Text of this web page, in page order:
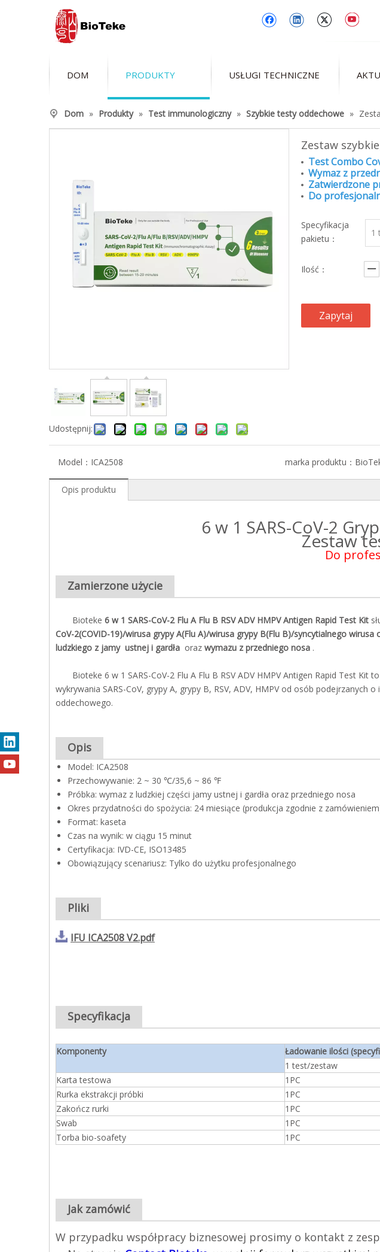
DOM PRODUKTY USŁUGI TECHNICZNE
Dom » Produkty » Test immunologiczny » Szybkie testy oddechowe »
Udostępnij:
Zestaw
Test Combo
Wymaz z
Zatwierdzone
Do
Specyfikacja
pakietu：
1
Ilość：
Zapytaj
Model： ICA2508 marka produktu：
Opis produktu
6 w 1 SARS-CoV-2
Zestaw
Do
Zamierzone użycie
Bioteke 6 w 1 SARS-CoV-2 Flu A Flu B RSV ADV HMPV Antigen Rapid Test Kit
CoV-2(COVID-19)/wirusa grypy A(Flu A)/wirusa grypy B(Flu B)/syncytialnego
ludzkiego z jamy ustnej i gardła oraz wymazu z przedniego nosa .
Bioteke 6 w 1 SARS-CoV-2 Flu A Flu B RSV ADV HMPV Antigen Rapid Test
wykrywania SARS-CoV, grypy A, grypy B, RSV, ADV, HMPV od osób
oddechowego.
Opis
Model: ICA2508
Przechowywanie: 2 ~ 30 ℃/35,6 ~ 86 ℉
Próbka: wymaz z ludzkiej części jamy ustnej i gardła oraz przedniego nosa
Okres przydatności do spożycia: 24 miesiące (produkcja zgodnie z
Format: kaseta
Czas na wynik: w ciągu 15 minut
Certyfikacja: IVD-CE, ISO13485
Obowiązujący scenariusz: Tylko do użytku profesjonalnego
Pliki
IFU ICA2508 V2.pdf
Specyfikacja
Komponenty
Ładowanie ilości
1 test/zestaw
Karta testowa
1PC
Rurka ekstrakcji próbki
1PC
Zakończ rurki
1PC
Swab
1PC
Torba bio-soafety
1PC
Jak zamówić
W przypadku współpracy biznesowej prosimy o kontakt z